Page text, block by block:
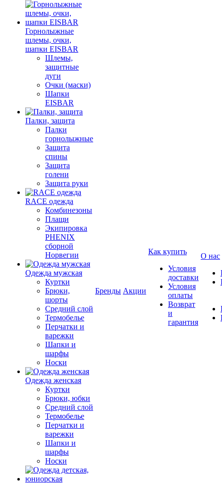
Горнолыжные
шлемы, очки,
шапки EISBAR
Шлемы,
защитные
дуги
Очки (маски)
Шапки
EISBAR
Палки, защита
Палки
горнолыжные
Защита
спины
Защита
голени
Защита руки
RACE одежда
Комбинезоны
Плащи
Экипировка
PHENIX
сборной
Норвегии
Одежда мужская
Куртки
Брюки,
шорты
Средний слой
Термобелье
Перчатки и
варежки
Шапки и
шарфы
Носки
Одежда женская
Куртки
Брюки, юбки
Средний слой
Термобелье
Перчатки и
варежки
Шапки и
шарфы
Носки
Бренды Акции
Как купить
Условия
доставки
Условия
оплаты
Возврат
и
гарантия
О нас